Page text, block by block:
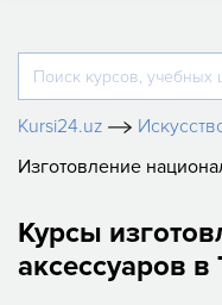
Kursi24.uz
Изготовление
Курсы
аксессуаров в